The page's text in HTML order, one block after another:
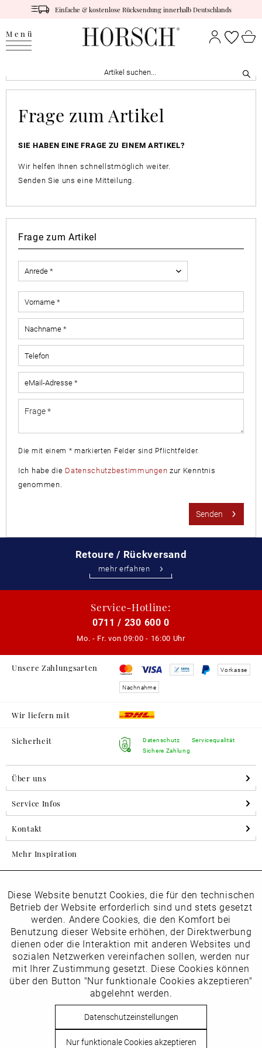
Einfache & kostenlose Rücksendung innerhalb Deutschlands
Menü
Frage zum Artikel
SIE HABEN EINE FRAGE ZU EINEM ARTIKEL?
Wir helfen Ihnen schnellstmöglich weiter.
Senden Sie uns eine Mitteilung.
Frage zum Artikel
Die mit einem * markierten Felder sind Pflichtfelder.
Ich habe die Datenschutzbestimmungen zur Kenntnis
genommen.
Senden
Retoure / Rückversand
mehr erfahren
Service-Hotline:
0711 / 230 600 0
Mo. - Fr. von 09:00 - 16:00 Uhr
Unsere Zahlungsarten Vorkasse
Nachnahme
Wir liefern mit
Sicherheit
Datenschutz
Sichere Zahlung
Servicequalität
Über uns
Service Infos
Kontakt
Mehr Inspiration
Folgen Sie uns auf Instagram
horsch_schuhe
Newsletter
Datenschutzbestimmungenhabe ich zur Kenntnis
vom Newsletter abmelden.
Funktionale Aktiv
Marketing Inaktiv
Tracking Inaktiv
Inaktiv
Diese Website benutzt Cookies, die für den technischen
Betrieb der Website erforderlich sind und stets gesetzt
werden. Andere Cookies, die den Komfort bei
Benutzung dieser Website erhöhen, der Direktwerbung
dienen oder die Interaktion mit anderen Websites und
sozialen Netzwerken vereinfachen sollen, werden nur
mit Ihrer Zustimmung gesetzt. Diese Cookies können
über den Button "Nur funktionale Cookies akzeptieren"
abgelehnt werden.
Datenschutzeinstellungen
Nur funktionale Cookies akzeptieren